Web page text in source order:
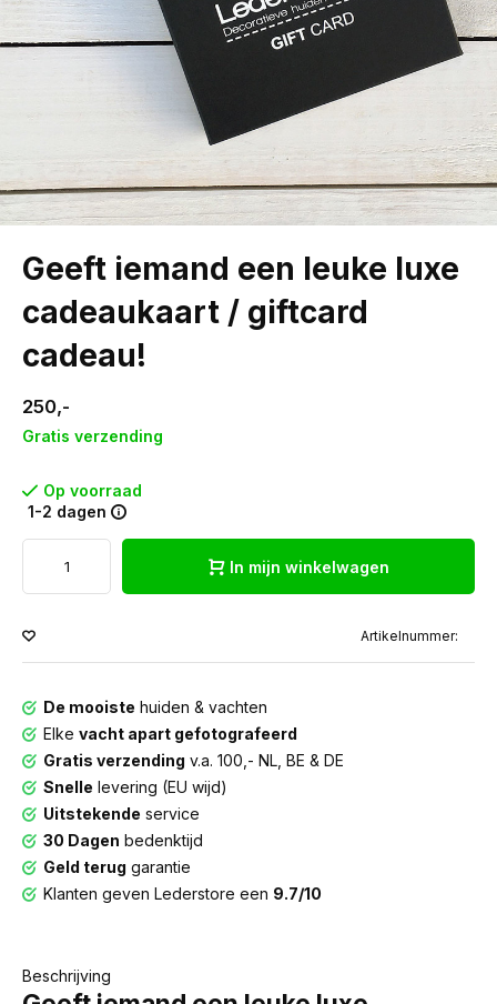
Geeft iemand een leuke luxe
cadeaukaart / giftcard
cadeau!
250,-
Gratis verzending
Op voorraad
1-2 dagen
In mijn winkelwagen
Artikelnummer:
De mooiste huiden & vachten
Elke vacht apart gefotografeerd
Gratis verzending v.a. 100,- NL, BE & DE
Snelle levering (EU wijd)
Uitstekende service
30 Dagen bedenktijd
Geld terug garantie
Klanten geven Lederstore een 9.7/10
Beschrijving